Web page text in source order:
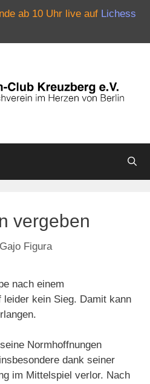
ab 10 Uhr live auf Lichess
vergeben
Figura
nach einem
kein Sieg. Damit kann
Normhoffnungen
dank seiner
im Mittelspiel verlor. Nach